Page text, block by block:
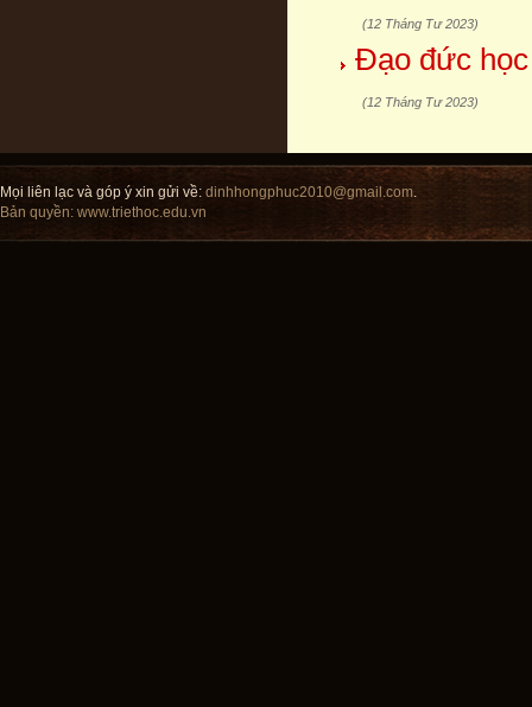
(12 Tháng Tư 2023)
Đạo đức
(12 Tháng Tư 2023)
Mọi liên lạc và góp ý xin gửi về: dinhhongphuc2010@gmail.com.
Bản quyền: www.triethoc.edu.vn